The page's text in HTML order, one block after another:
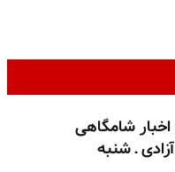
شامگاهی
ـ شنبه